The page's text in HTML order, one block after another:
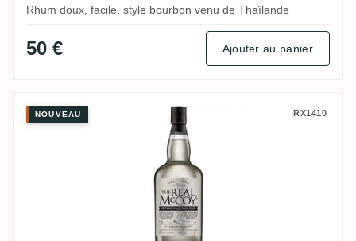
Rhum doux, facile, style bourbon venu de Thaïlande
50 € Ajouter au panier
Foursquare The Real McCoy 3 Years
NOUVEAU RX1410